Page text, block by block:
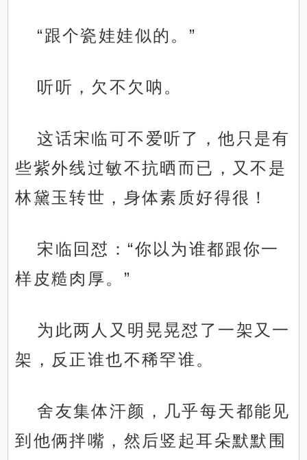
“跟个瓷娃娃似的。”
听听，欠不欠呐。
这话宋临可不爱听了，他只是有
些紫外线过敏不抗晒而已，又不是
林黛玉转世，身体素质好得很！
宋临回怼：“你以为谁都跟你一
样皮糙肉厚。”
为此两人又明晃晃怼了一架又一
架，反正谁也不稀罕谁。
舍友集体汗颜，几乎每天都能见
到他俩拌嘴，然后竖起耳朵默默围